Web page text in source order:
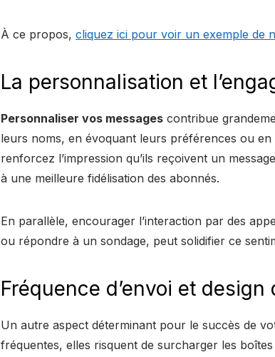
À ce propos, cliquez ici pour voir un exemple de
La personnalisation et
Personnaliser vos messages contribue
leurs noms, en évoquant leurs préférences ou
renforcez l’impression qu’ils reçoivent un
à une meilleure fidélisation des abonnés.
En parallèle, encourager l’interaction par des
ou répondre à un sondage, peut solidifier ce
Fréquence d’envoi et
Un autre aspect déterminant pour le succès de
fréquentes, elles risquent de surcharger les